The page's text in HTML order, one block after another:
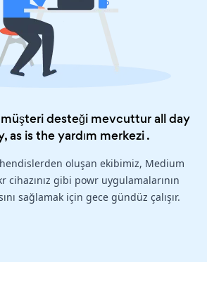
desteği mevcuttur all day
as is theyardım merkezi.
oluşan ekibimiz, Medium
cihazınız gibi powr uygulamalarının
sağlamak için gece gündüz çalışır.